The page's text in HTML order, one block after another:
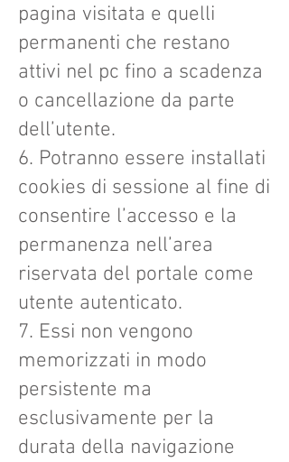
pagina visitata e quelli
permanenti che restano
attivi nel pc fino a scadenza
o cancellazione da parte
dell’utente.
6. Potranno essere installati
cookies di sessione al fine di
consentire l’accesso e la
permanenza nell’area
riservata del portale come
utente autenticato.
7. Essi non vengono
memorizzati in modo
persistente ma
esclusivamente per la
durata della navigazione